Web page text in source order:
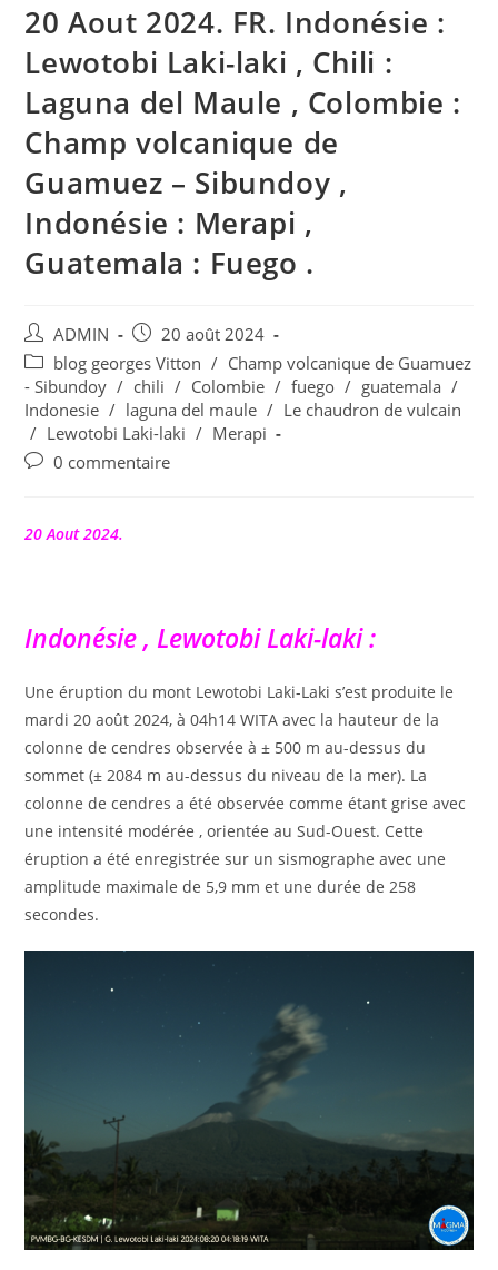
20 Aout 2024. FR. Indonésie :
Lewotobi Laki-laki , Chili :
Laguna del Maule , Colombie :
Champ volcanique de
Guamuez – Sibundoy ,
Indonésie : Merapi ,
Guatemala : Fuego .
Auteur/autrice
de
la
publication :
ADMIN
Publication
publiée :
20 août 2024
Post
category:
blog georges Vitton / Champ volcanique de Guamuez
- Sibundoy / chili / Colombie / fuego / guatemala /
Indonesie / laguna del maule / Le chaudron de vulcain
/ Lewotobi Laki-laki / Merapi
Commentaires
publication :
0 commentaire
20 Aout 2024.
Indonésie , Lewotobi Laki-laki :
Une éruption du mont Lewotobi Laki-Laki s’est produite le
mardi 20 août 2024, à 04h14 WITA avec la hauteur de la
colonne de cendres observée à ± 500 m au-dessus du
sommet (± 2084 m au-dessus du niveau de la mer). La
colonne de cendres a été observée comme étant grise avec
une intensité modérée , orientée au Sud-Ouest. Cette
éruption a été enregistrée sur un sismographe avec une
amplitude maximale de 5,9 mm et une durée de 258
secondes.